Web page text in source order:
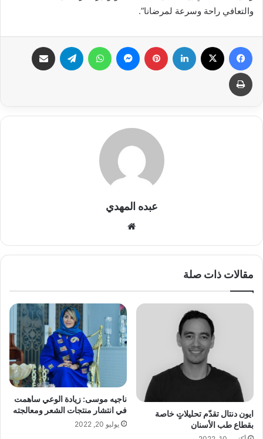
والتعافي راحة وسرعة لمرضانا”.
فيسبوك لينكدإن بينتيريست ماسنجر واتساب تيلقرام
طباعة
عبده المهدي
مقالات ذات صلة
ايون دنتال تقدّم تحليلاتٍ خاصة
بقطاع طب الأسنان
ناجيه موسى: زيادة الوعي ساهمت
في انتشار منتجات الشعر ومعالجته
يوليو 20, 2022